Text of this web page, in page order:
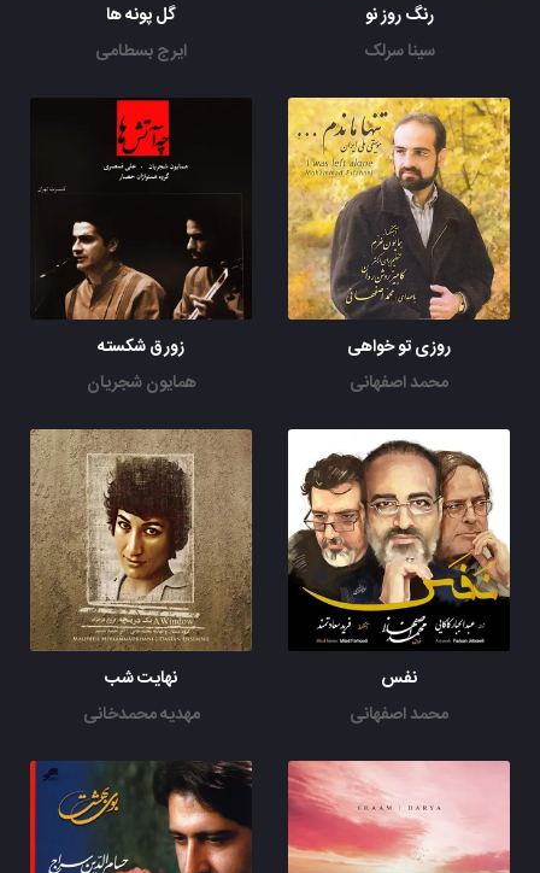
رنگ روز نو
سینا سرلک
گل پونه ها
ایرج بسطامی
روزی تو خواهی
محمد اصفهانی
زورق شکسته
همایون شجریان
نفس
محمد اصفهانی
نهایت شب
مهدیه محمدخانی